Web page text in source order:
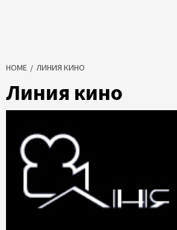
HOME ЛИНИЯ КИНО
Линия кино